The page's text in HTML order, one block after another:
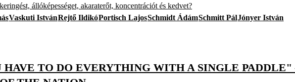
állóképességet, akaraterőt, koncentrációt és kedvet?
Vaskuti IstvánRejtő IldikóPortisch LajosSchmidt ÁdámSchmitt PálJónyer István
HAVE TO DO EVERYTHING WITH A SINGLE